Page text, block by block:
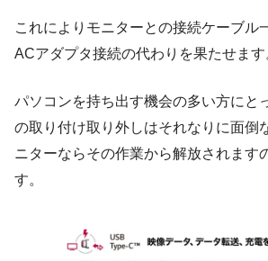
これによりモニターとの接続ケーブル
ACアダプタ接続の代わりを果たせます
パソコンを持ち出す機会の多い方にと
の取り付け取り外しはそれなりに面倒
ニターならその作業から解放されます
す。